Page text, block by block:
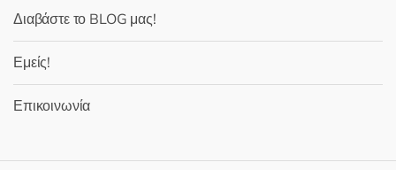
Διαβάστε το BLOG μας!
Εμείς!
Επικοινωνία